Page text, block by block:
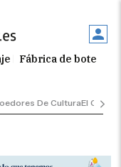
Fábrica de botellas
De CulturaEl Censo